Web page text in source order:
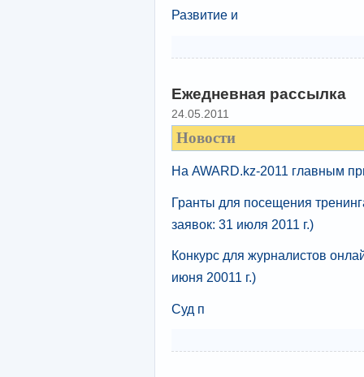
Развитие и
Ежедневная рассылка
24.05.2011
Новости
На AWARD.kz-2011 главным
Гранты для посещения
заявок: 31 июля 2011 г.)
Конкурс для журналистов
июня 20011 г.)
Суд п